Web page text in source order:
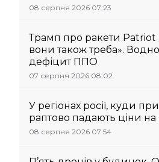
08 серпня 2026 07:23
Трамп про ракети Patriot
вони також треба».
дефіцит ППО
07 серпня 2026 08:02
У регіонах росії, куди
раптово падають ціни
08 серпня 2026 07:54